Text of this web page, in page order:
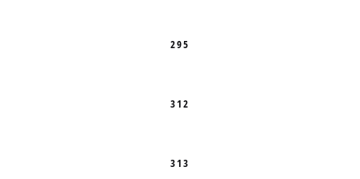
295
312
313